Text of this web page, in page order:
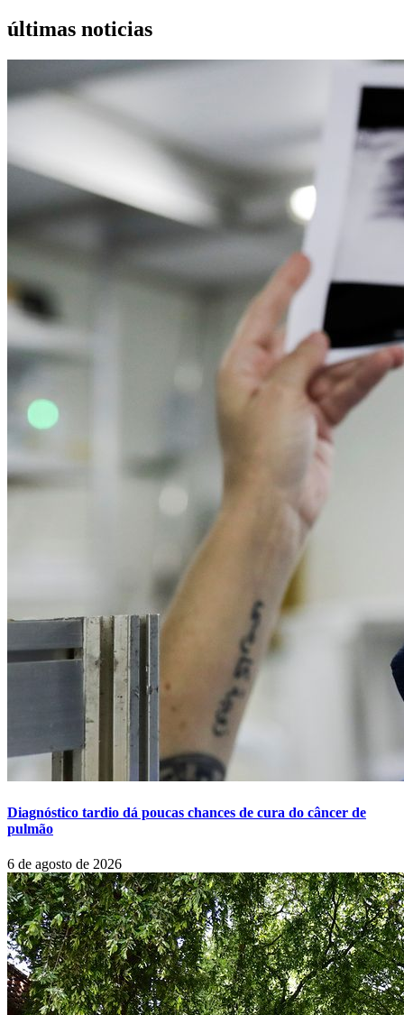
últimas noticias
Diagnóstico tardio dá poucas chances de cura do câncer de
pulmão
6 de agosto de 2026